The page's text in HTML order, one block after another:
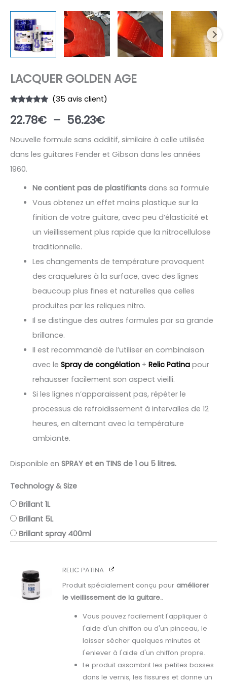
LACQUER GOLDEN AGE
sur 5
basé sur
client
(35 avis client)
22.78€ – 56.23€Plage
de
prix :
22.78€
à
56.23€
Nouvelle formule sans additif, similaire à celle utilisée
dans les guitares Fender et Gibson dans les années
1960.
Ne contient pas de plastifiantsdans sa formule
Vous obtenez un effet moins plastique sur la
finition de votre guitare, avec peu d’élasticité et
un vieillissement plus rapide que la nitrocellulose
traditionnelle.
Les changements de température provoquent
des craquelures à la surface, avec des lignes
beaucoup plus fines et naturelles que celles
produites par les reliques nitro.
Il se distingue des autres formules par sa grande
brillance.
Il est recommandé de l’utiliser en combinaison
avec le Spray de congélation+ Relic Patinapour
rehausser facilement son aspect vieilli.
Si les lignes n’apparaissent pas, répéter le
processus de refroidissement à intervalles de 12
heures, en alternant avec la température
ambiante.
Disponible en SPRAY et en TINS de 1 ou 5 litres.
Technology & Size
Brillant 1L
Brillant 5L
Brillant spray 400ml
RELIC PATINA
Produit spécialement conçu pour améliorer
le vieillissement de la guitare..
Vous pouvez facilement l'appliquer à
l'aide d'un chiffon ou d'un pinceau, le
laisser sécher quelques minutes et
l'enlever à l'aide d'un chiffon propre.
Le produit assombrit les petites bosses
dans le vernis, les fissures et donne un